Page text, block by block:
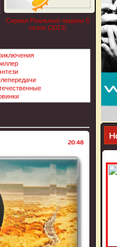
Сериал Реальные пацаны 5
сезон (2013)